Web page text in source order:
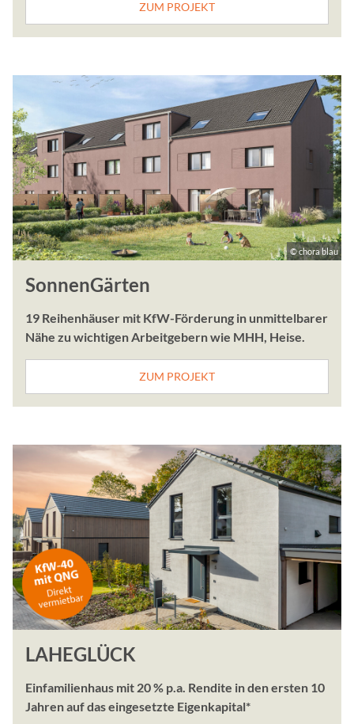
ZUM PROJEKT
© chora blau
SonnenGärten
19 Reihenhäuser mit KfW-Förderung in unmittelbarer
Nähe zu wichtigen Arbeitgebern wie MHH, Heise.
ZUM PROJEKT
LAHEGLÜCK
Einfamilienhaus mit 20 % p.a. Rendite in den ersten 10
Jahren auf das eingesetzte Eigenkapital*
EXTERNE MEDIEN
Inhalte von
Plattformen werden
Cookies von externen
der Zugriff auf diese
Einwilligung mehr.
Google Maps
Zweck:
Google stellt
Diese Seite nutzt Google
Social Media Postings
curator.io
Zweck:
Wir betten unsere Social
Dienstleistung von
werden
aufgebaut.
NID, ACLK_DATA,